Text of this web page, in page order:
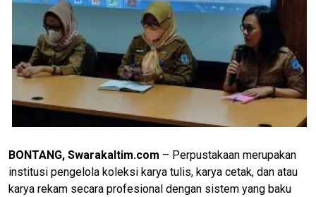
BONTANG, Swarakaltim.com – Perpustakaan merupakan
institusi pengelola koleksi karya tulis, karya cetak, dan atau
karya rekam secara profesional dengan sistem yang baku